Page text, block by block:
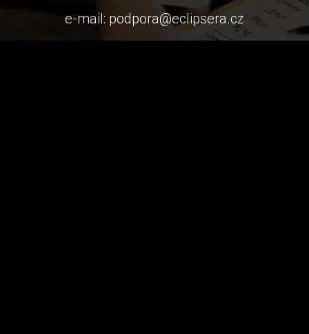
e-mail: podpora@eclipsera.cz